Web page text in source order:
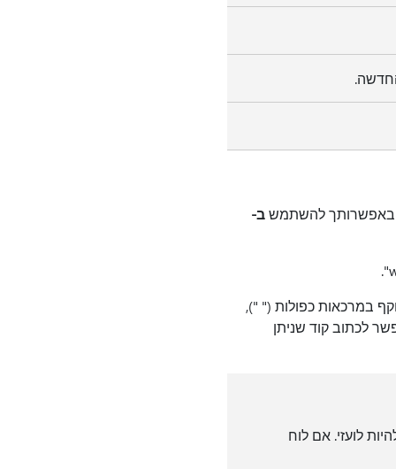
באפשרותך להשתמשב-
במרכאות כפולות (" "),
לכתוב קוד שניתן
לועזי. אם לוח